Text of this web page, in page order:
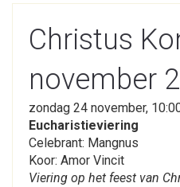
Christus
november
zondag 24 november,
Eucharistieviering
Celebrant: Mangnus
Koor: Amor Vincit
Viering op het feest van